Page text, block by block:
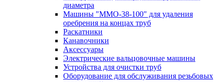
диаметра
Машины "ММО-38-100" для удаления
оребрения на концах труб
Раскатники
Канавочники
Аксессуары
Электрические вальцовочные машины
Устройства для очистки труб
Оборудование для обслуживания резьбовых